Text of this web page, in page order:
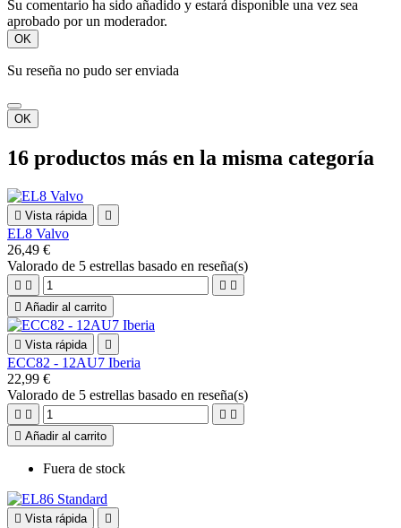
Su comentario ha sido añadido y estará disponible una vez sea
aprobado por un moderador.
OK
Su reseña no pudo ser enviada
OK
16 productos más en la misma categoría
 Vista rápida 
EL8 Valvo
26,49 €
Valorado de 5 estrellas basado en reseña(s)
   
 Añadir al carrito
 Vista rápida 
ECC82 - 12AU7 Iberia
22,99 €
Valorado de 5 estrellas basado en reseña(s)
   
 Añadir al carrito
Fuera de stock
 Vista rápida 